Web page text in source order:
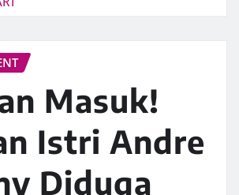
Masuk!
Istri Andre
Diduga